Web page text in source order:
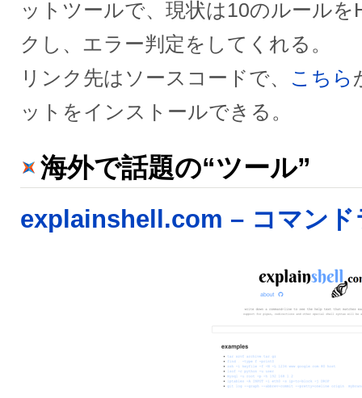
ットツールで、現状は10のルール
クし、エラー判定をしてくれる。
リンク先はソースコードで、
こちら
ットをインストールできる。
海外で話題の“ツール”
explainshell.com – コマンド